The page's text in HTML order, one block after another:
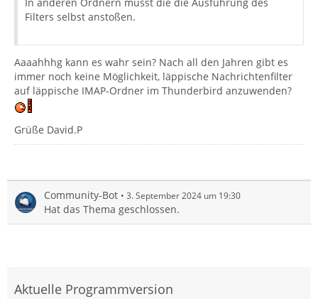
Filters selbst anstoßen.
Aaaahhhg kann es wahr sein? Nach all den Jahren gibt es
immer noch keine Möglichkeit, läppische Nachrichtenfilter
auf läppische IMAP-Ordner im Thunderbird anzuwenden?
Grüße David.P
Community-Bot 3. September 2024 um 19:30
Hat das Thema geschlossen.
Aktuelle Programmversion